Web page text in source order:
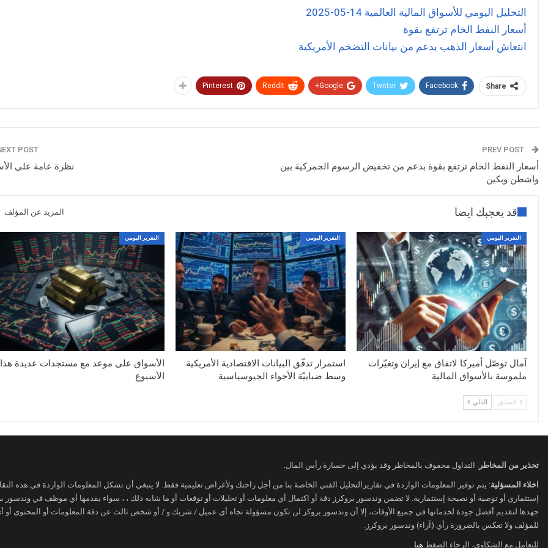
التحليل اليومي للأسواق المالية العالمية 14-05-2025
أسعار النفط الخام ترتفع بقوة
انتعاش أسعار الذهب بدعم من بيانات التضخم الأمريكية
Share
Facebook
Twitter
Google+
ReddIt
Pinterest
أسعار النفط الخام ترتفع بقوة بدعم من تخفيض الرسوم الجمركية بين
واشطن وبكين
POST
نظرة عامة على
قد يعجبك ايضا المزيد عن المؤلف
التقرير اليومي
آمال توصّل أميركا لاتفاق مع إيران وتغيّرات
ملموسة بالأسواق المالية
التقرير اليومي
استمرار تدفّق البيانات الاقتصادية الأمريكية
وسط ضبابيّة الأجواء الجيوسياسية
التقرير اليومي
الأسواق على موعد مع مستجدات عديدة هذا
الأسبوع
السابق التالي
تحذير من المخاطر : التداول محفوف بالمخاطر وقد يؤدي إلى خسارة رأس المال.
اخلاء المسؤلية: يتم توفير المعلومات الواردة في تقاريرالتحليل الفني الخاصة بنا من أجل راحتك ولأغراض تعليمية فقط. لا ينبغي أن تشكل المعلومات الواردة في هذه
إستثماري أو توصية أو نصيحة إستثمارية. لا تضمن وندسور بروكرز دقة أو اكتمال أي معلومات أو تحليلات أو توقعات أو ما شابه ذلك ، ، سواء يقدمها أي موظف في
جهدها لتقديم أفضل جودة لخدماتها في جميع الأوقات، إلا أن وندسور بروكز لن تكون مسؤولة تجاه أي عميل / شريك و / أو شخص ثالث عن دقة المعلومات أو المحتوى أو
للمؤلف ولا تعكس بالضرورة رأي (آراء) وندسور بروكرز.
للتعامل مع الشكاوى، الرجاء الضغط هنا.